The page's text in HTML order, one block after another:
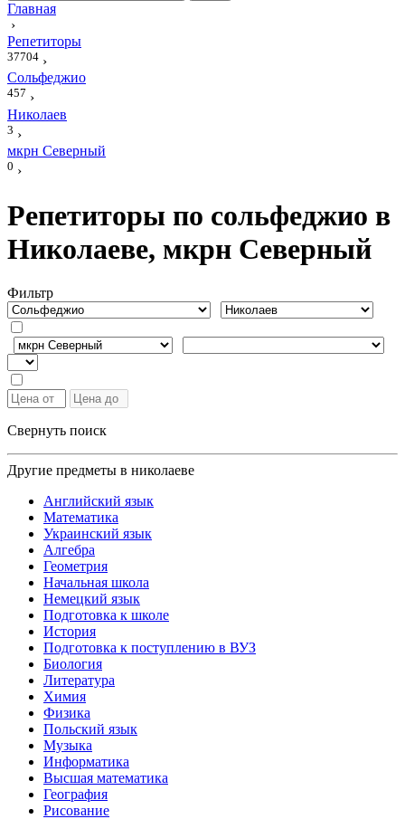
Главная
›
Репетиторы
37704 ›
Сольфеджио
457 ›
Николаев
3 ›
мкрн Северный
0 ›
Репетиторы по сольфеджио в
Николаеве, мкрн Северный
Фильтр
Свернуть поиск
Другие предметы в николаеве
Английский язык
Математика
Украинский язык
Алгебра
Геометрия
Начальная школа
Немецкий язык
Подготовка к школе
История
Подготовка к поступлению в ВУЗ
Биология
Литература
Химия
Физика
Польский язык
Музыка
Информатика
Высшая математика
География
Рисование